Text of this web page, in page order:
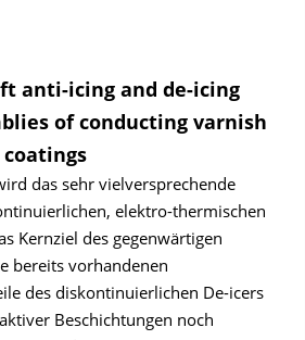
anti-icing and de-icing
of conducting varnish
das sehr vielversprechende
elektro-thermischen
Kernziel des gegenwärtigen
bereits vorhandenen
des diskontinuierlichen De-icers
Beschichtungen noch